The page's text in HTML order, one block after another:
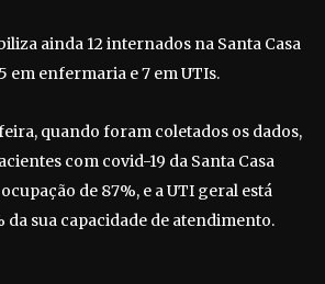
ainda 12 internados na Santa Casa
em enfermaria e 7 em UTIs.
quando foram coletados os dados,
com covid-19 da Santa Casa
de 87%, e a UTI geral está
da sua capacidade de atendimento.